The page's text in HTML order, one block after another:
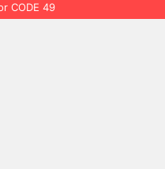
CODE 49